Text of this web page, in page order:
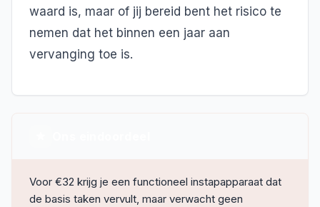
waard is, maar of jij bereid bent het risico te
nemen dat het binnen een jaar aan
vervanging toe is.
Voor €32 krijg je een functioneel instapapparaat dat
de basis taken vervult, maar verwacht geen